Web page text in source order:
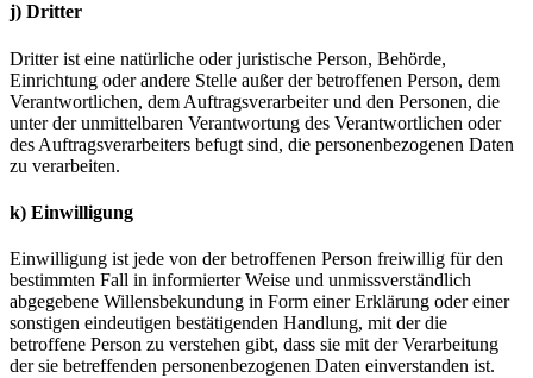
j) Dritter
Dritter ist eine natürliche oder juristische Person, Behörde,
Einrichtung oder andere Stelle außer der betroffenen Person, dem
Verantwortlichen, dem Auftragsverarbeiter und den Personen, die
unter der unmittelbaren Verantwortung des Verantwortlichen oder
des Auftragsverarbeiters befugt sind, die personenbezogenen Daten
zu verarbeiten.
k) Einwilligung
Einwilligung ist jede von der betroffenen Person freiwillig für den
bestimmten Fall in informierter Weise und unmissverständlich
abgegebene Willensbekundung in Form einer Erklärung oder einer
sonstigen eindeutigen bestätigenden Handlung, mit der die
betroffene Person zu verstehen gibt, dass sie mit der Verarbeitung
der sie betreffenden personenbezogenen Daten einverstanden ist.